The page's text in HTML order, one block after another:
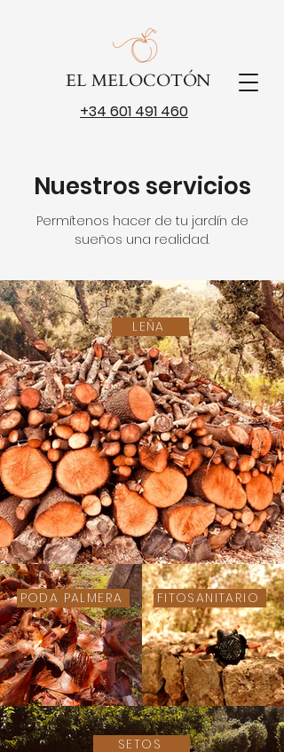
EL MELOCOTÓN
+34 601 491 460
Nuestros servicios
Permítenos hacer de tu jardín de
sueños una realidad.
LEÑA
SETOS
FITOSANITARIO
PODA PALMERA